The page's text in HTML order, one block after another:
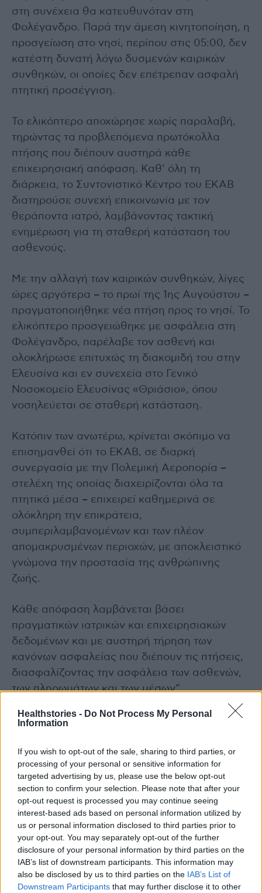
Healthstories - Do Not Process My Personal
Information
If you wish to opt-out of the sale, sharing to third parties, or
processing of your personal or sensitive information for
targeted advertising by us, please use the below opt-out
section to confirm your selection. Please note that after your
opt-out request is processed you may continue seeing
interest-based ads based on personal information utilized by
us or personal information disclosed to third parties prior to
your opt-out. You may separately opt-out of the further
disclosure of your personal information by third parties on the
IAB’s list of downstream participants. This information may
also be disclosed by us to third parties on the IAB’s List of
Downstream Participants that may further disclose it to other
στη συνέχεια θα κατευθυνόταν στη
Φολέγανδρο. Παρά την άμεση κινητοποίηση, η
προσγείωση στο νησί, περίπου στις 05:00, δεν
κατέστη δυνατή λόγω δυσμενών καιρικών
συνθηκών, οι οποίες δεν επέτρεπαν ασφαλή
πτητική προσέγγιση.
Το ελικόπτερο αποχώρησε χωρίς παραλαβή,
τηρώντας τα προβλεπόμενα πρωτόκολλα
πτήσης που διέπουν αυστηρά κάθε
επιχειρησιακή απόφαση. Καθ’ όλη τη
διάρκεια, το Συντονιστικό Κέντρο του ΕΚΑΒ
διατηρούσε συνεχή επικοινωνία με τον
θεράποντα ιατρό, λαμβάνοντας τακτική
ενημέρωση για τη σταθερή κατάσταση του
ασθενούς.
Με την αλλαγή των καιρικών συνθηκών, λίγες
ώρες αργότερα – το πρωί της 1ης Αυγούστου –
πραγματοποιήθηκε νέα πτήση προς το νησί. Το
ελικόπτερο προσγειώθηκε με ασφάλεια στη
Φολέγανδρο, παρέλαβε τον ασθενή και
ολοκλήρωσε επιτυχώς τη διακομιδή του στην
Ελευσίνα και εν συνεχεία στο Γενικό
Νοσοκομείο Ελευσίνας «Θριάσιο», όπου
νοσηλεύεται σε σταθερή κατάσταση.
Κατόπιν των ανωτέρω, κρίνεται σκόπιμο να
επισημανθεί ότι το ΕΚΑΒ, σε διαρκή
συνεργασία με την Πολεμική Αεροπορία –
στελέχη της οποίας διαχειρίζονται όλα τα
πτητικά μέσα – επιχειρεί καθημερινά σε
ολόκληρη την επικράτεια,
συμπεριλαμβανομένων και των πλέον
απομακρυσμένων περιοχών, με αποκλειστικό
γνώμονα την προστασία της ανθρώπινης
ζωής.
Κάθε απόφαση λαμβάνεται βάσει
πραγματικών ιατρικών και επιχειρησιακών
δεδομένων και με αυστηρή τήρηση των
κανόνων ασφαλείας που διέπουν τις πτήσεις,
διασφαλίζοντας την ασφάλεια των ασθενών,
των πληρωμάτων και των μέσων”.
Διαβάστε επίσης
Πώς τα αυτοάνοσα νοσήματα επηρεάζουν την
εξωσωματική γονιμοποίηση
ΕΟΦ: Ανακαλείται παρτίδα γνωστού
αντιβιοτικού για λοιμώξεις δέρματος